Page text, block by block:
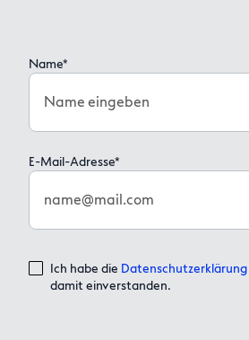
Name*
Name eingeben
E-Mail-Adresse*
name@mail.com
Ich habe die Datenschutzerklärung
damit einverstanden.